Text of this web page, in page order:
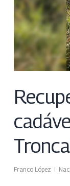
Franco López